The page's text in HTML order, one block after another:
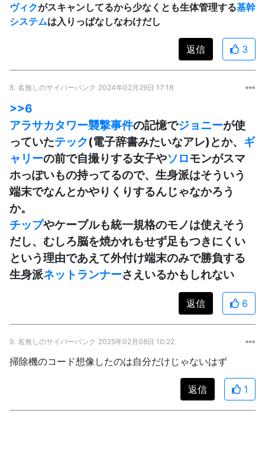
ヴィクがスキャンしてるから少なくとも生体管理する基幹
システムは入りっぱなしなわけだし
返信 3
8. 名無しのサイバーパンク 2024年02月29日 17:18
>>6
アラサカタワー襲撃事件の記憶でジョニーが使
っていたテック(電子辞書みたいなアレ)とか、 ギ
ャリーの前で自撮りする女子やソロモンがスマ
ホっぽいもの持ってるので、生身派はそういう
端末でなんとかやりくりするんじゃなかろう
か。
チップやケーブルも統一規格のモノは使えそう
だし、むしろ脳を焼かれもせず足もつきにくい
という理由であえて外付け端末のみで勝負する
生身派ネットランナーさえいるかもしれない
返信 6
9. 名無しのサイバーパンク 2025年02月08日 10:22
掃除機のコード想像したのは自分だけじゃないはず
返信 1